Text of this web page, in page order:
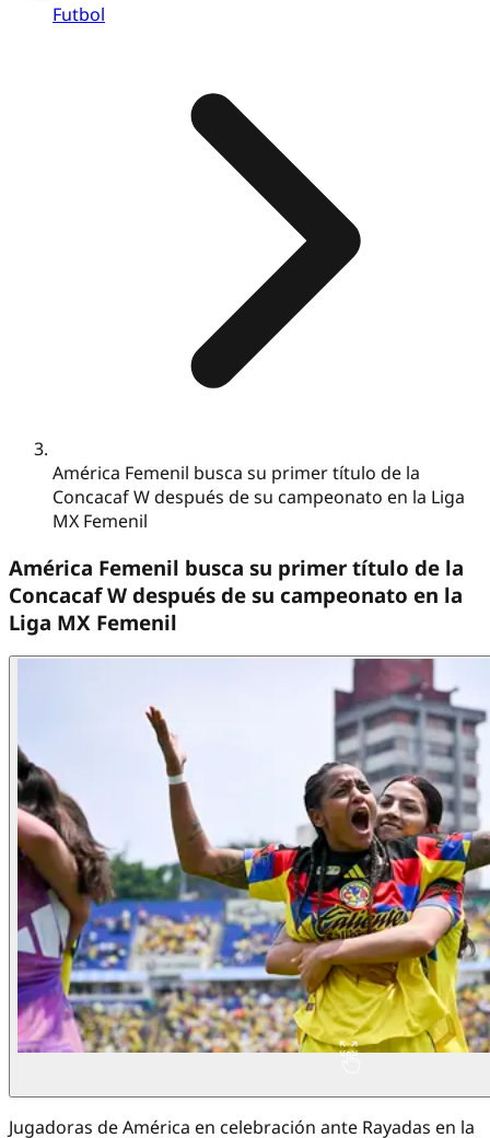
Futbol
América Femenil busca su primer título de la
Concacaf W después de su campeonato en la Liga
MX Femenil
América Femenil busca su primer título de la
Concacaf W después de su campeonato en la
Liga MX Femenil
Jugadoras de América en celebración ante Rayadas en la